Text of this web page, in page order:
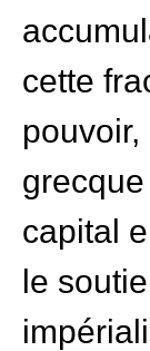
cette
capital
le